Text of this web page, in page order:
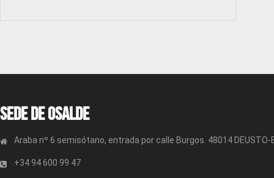
Sede de OSALDE
Araba nº 6 semisótano, entrada por calle Burgos. 48014 DEUSTO-
+34 94 600 99 47